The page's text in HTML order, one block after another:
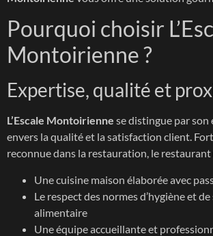
Pourquoi choisir
Montoirienne ?
Expertise, qualité et
L’Escale Montoirienne se distingue par son
envers la qualité et la satisfaction client.
reconnue dans la restauration, le restaurant
Une cuisine maison élaborée avec
Le respect des normes d’hygiène et
alimentaire
Une équipe accueillante et